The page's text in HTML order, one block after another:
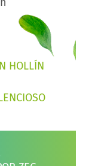
HOLLÍN